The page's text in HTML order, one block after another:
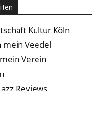
Kultur Köln
mein Veedel
Verein
Reviews